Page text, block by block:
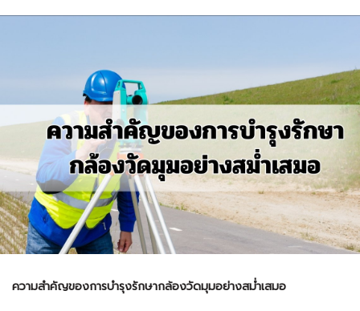
ความสำคัญของการบำรุงรักษากล้องวัดมุมอย่างสม่ำเสมอ